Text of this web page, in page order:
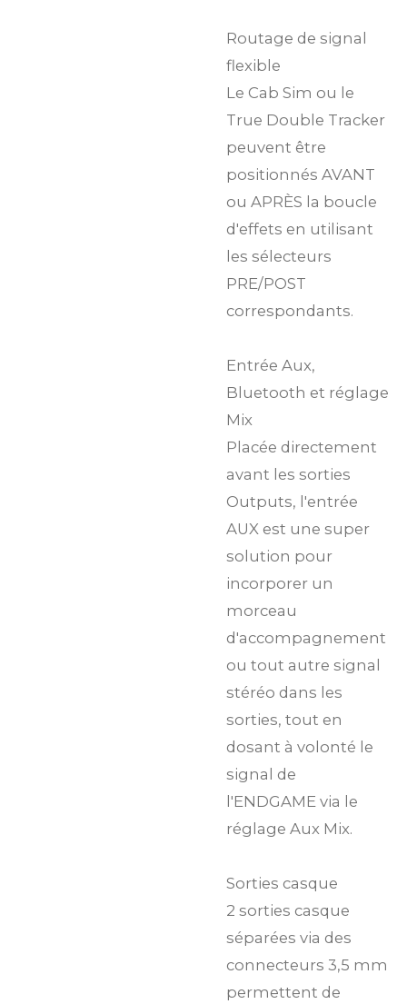
Routage de signal
flexible
Le Cab Sim ou le
True Double Tracker
peuvent être
positionnés AVANT
ou APRÈS la boucle
d'effets en utilisant
les sélecteurs
PRE/POST
correspondants.
Entrée Aux,
Bluetooth et réglage
Mix
Placée directement
avant les sorties
Outputs, l'entrée
AUX est une super
solution pour
incorporer un
morceau
d'accompagnement
ou tout autre signal
stéréo dans les
sorties, tout en
dosant à volonté le
signal de
l'ENDGAME via le
réglage Aux Mix.
Sorties casque
2 sorties casque
séparées via des
connecteurs 3,5 mm
permettent de